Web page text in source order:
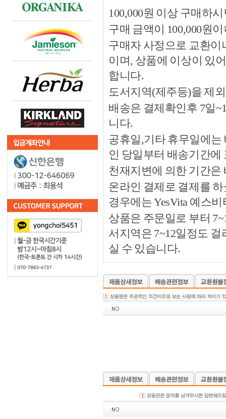
100,000원 이상 구매하
구매 금액이 100,000원
구매자 사정으로 교환이
이며, 상품에 이상이 있
합니다.
도서지역(제주등)을 제
배송은 결제확인후 7일
니다.
공휴일,기타 휴무일에
인 당일부터 배송기간에
천재지변에 의한 기간
온라인 결제로 결제를
경우에는 YesVita 예스
상품은 주문일로 부터
서지역은 7~12일정도
실 수 있습니다.